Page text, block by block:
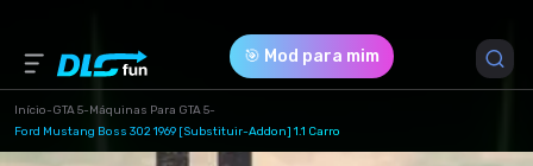
🎯 Mod para mim
Início-GTA 5-Máquinas Para GTA 5-
Ford Mustang Boss 302 1969 [Substituir-Addon] 1.1 Carro